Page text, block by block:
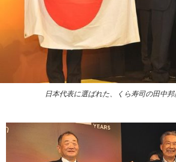
日本代表に選ばれた、くら寿司の田中邦